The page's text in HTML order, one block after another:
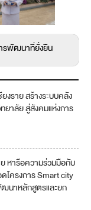
รพัฒนาที่ยั่งยืน
งราย สร้างระบบคลัง
ยาลัย สู่สังคมแห่งการ
หารือความร่วมมือกับ
โครงการ Smart city
าหลักสูตรและยก